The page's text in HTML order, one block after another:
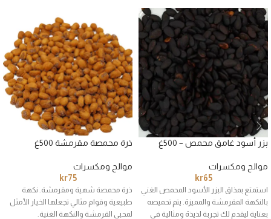
بزر أسود غامق محمص – 500غ
موالح ومكسرات
kr65
استمتع بمذاق البزر الأسود المحمص الغني
بالنكهة المقرمشة والمميزة. يتم تحميصه
بعناية ليقدم لك تجربة لذيذة ومثالية في
ذرة محمصة مقرمشة 500غ
موالح ومكسرات
kr75
ذرة محمصة شهية ومقرمشة. نكهة
طبيعية وقوام مثالي تجعلها الخيار الأمثل
لمحبي القرمشة والنكهة الغنية.